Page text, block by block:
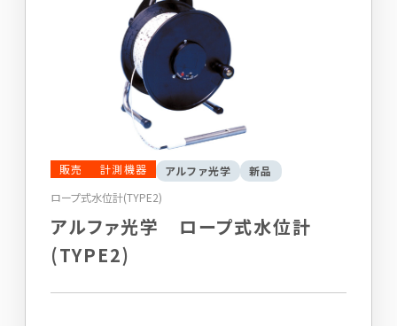
販売 計測機器 アルファ光学
新品
ロープ式水位計(TYPE2)
アルファ光学 ロープ式水位計
(TYPE2)